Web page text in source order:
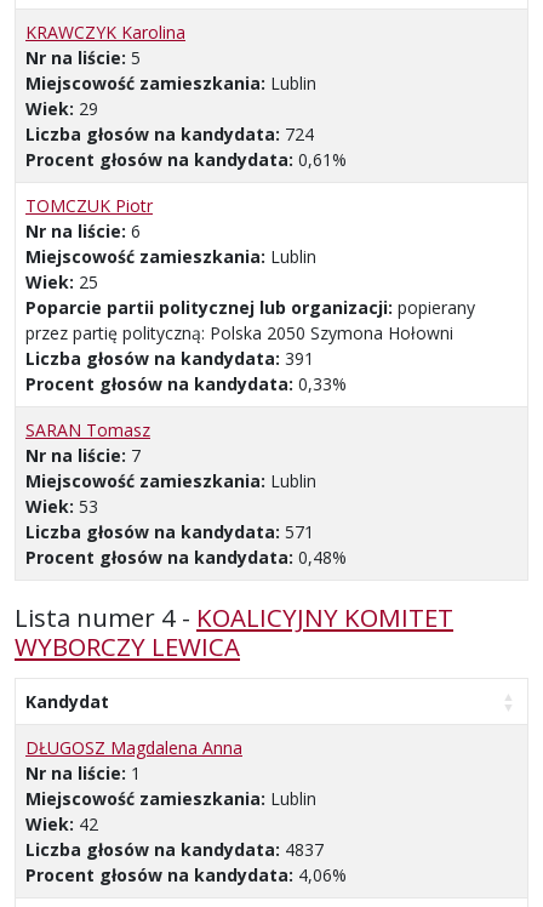
KRAWCZYK Karolina
Nr na liście: 5
Miejscowość zamieszkania: Lublin
Wiek: 29
Liczba głosów na kandydata: 724
Procent głosów na kandydata: 0,61%
TOMCZUK Piotr
Nr na liście: 6
Miejscowość zamieszkania: Lublin
Wiek: 25
Poparcie partii politycznej lub organizacji: popierany
przez partię polityczną: Polska 2050 Szymona Hołowni
Liczba głosów na kandydata: 391
Procent głosów na kandydata: 0,33%
SARAN Tomasz
Nr na liście: 7
Miejscowość zamieszkania: Lublin
Wiek: 53
Liczba głosów na kandydata: 571
Procent głosów na kandydata: 0,48%
Lista numer 4 - KOALICYJNY KOMITET
WYBORCZY LEWICA
Kandydat
DŁUGOSZ Magdalena Anna
Nr na liście: 1
Miejscowość zamieszkania: Lublin
Wiek: 42
Liczba głosów na kandydata: 4837
Procent głosów na kandydata: 4,06%